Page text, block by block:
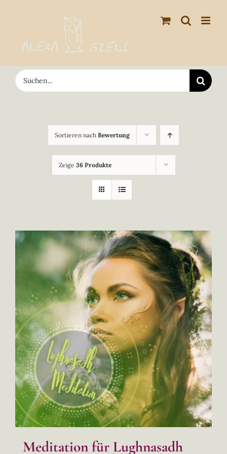
springen
Suche
nach:
Sortieren nach Bewertung
Zeige 36 Produkte
Meditation für Lughnasadh